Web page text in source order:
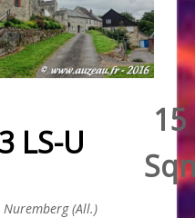
LS-U
15
Nuremberg (All.)